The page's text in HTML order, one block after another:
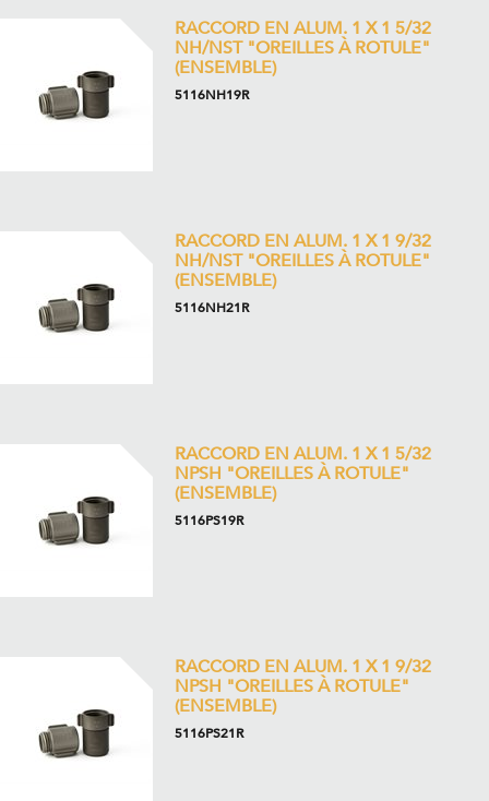
RACCORD EN ALUM. 1 X 1 5/32
NH/NST "OREILLES À ROTULE"
(ENSEMBLE)
5116NH19R
RACCORD EN ALUM. 1 X 1 9/32
NH/NST "OREILLES À ROTULE"
(ENSEMBLE)
5116NH21R
RACCORD EN ALUM. 1 X 1 5/32
NPSH "OREILLES À ROTULE"
(ENSEMBLE)
5116PS19R
RACCORD EN ALUM. 1 X 1 9/32
NPSH "OREILLES À ROTULE"
(ENSEMBLE)
5116PS21R